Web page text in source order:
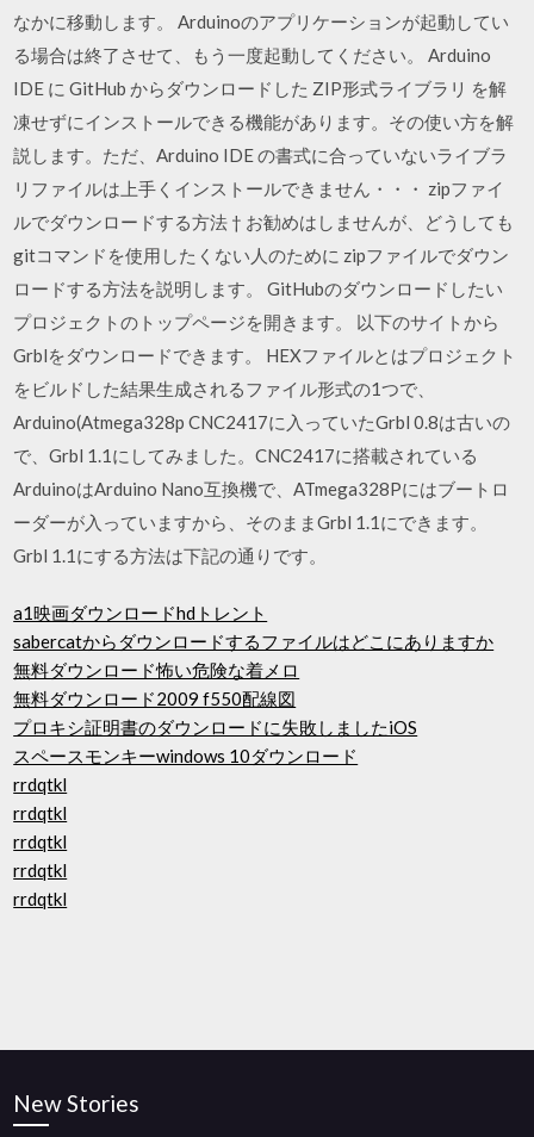
なかに移動します。 Arduinoのアプリケーションが起動してい
る場合は終了させて、もう一度起動してください。 Arduino
IDE に GitHub からダウンロードした ZIP形式ライブラリ を解
凍せずにインストールできる機能があります。その使い方を解
説します。ただ、Arduino IDE の書式に合っていないライブラ
リファイルは上手くインストールできません・・・ zipファイ
ルでダウンロードする方法 † お勧めはしませんが、どうしても
gitコマンドを使用したくない人のために zipファイルでダウン
ロードする方法を説明します。 GitHubのダウンロードしたい
プロジェクトのトップページを開きます。 以下のサイトから
Grblをダウンロードできます。 HEXファイルとはプロジェクト
をビルドした結果生成されるファイル形式の1つで、
Arduino(Atmega328p CNC2417に入っていたGrbl 0.8は古いの
で、Grbl 1.1にしてみました。CNC2417に搭載されている
ArduinoはArduino Nano互換機で、ATmega328Pにはブートロ
ーダーが入っていますから、そのままGrbl 1.1にできます。
Grbl 1.1にする方法は下記の通りです。
a1映画ダウンロードhdトレント
sabercatからダウンロードするファイルはどこにありますか
無料ダウンロード怖い危険な着メロ
無料ダウンロード2009 f550配線図
プロキシ証明書のダウンロードに失敗しましたiOS
スペースモンキーwindows 10ダウンロード
rrdqtkl
rrdqtkl
rrdqtkl
rrdqtkl
rrdqtkl
New Stories